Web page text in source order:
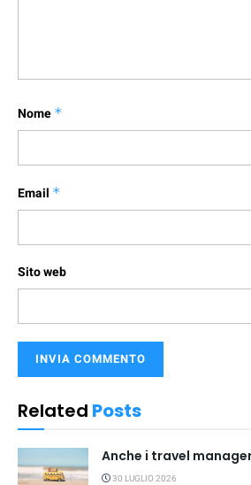
Nome *
Email *
Sito web
Related Posts
Anche i travel
30 LUGLIO 2026